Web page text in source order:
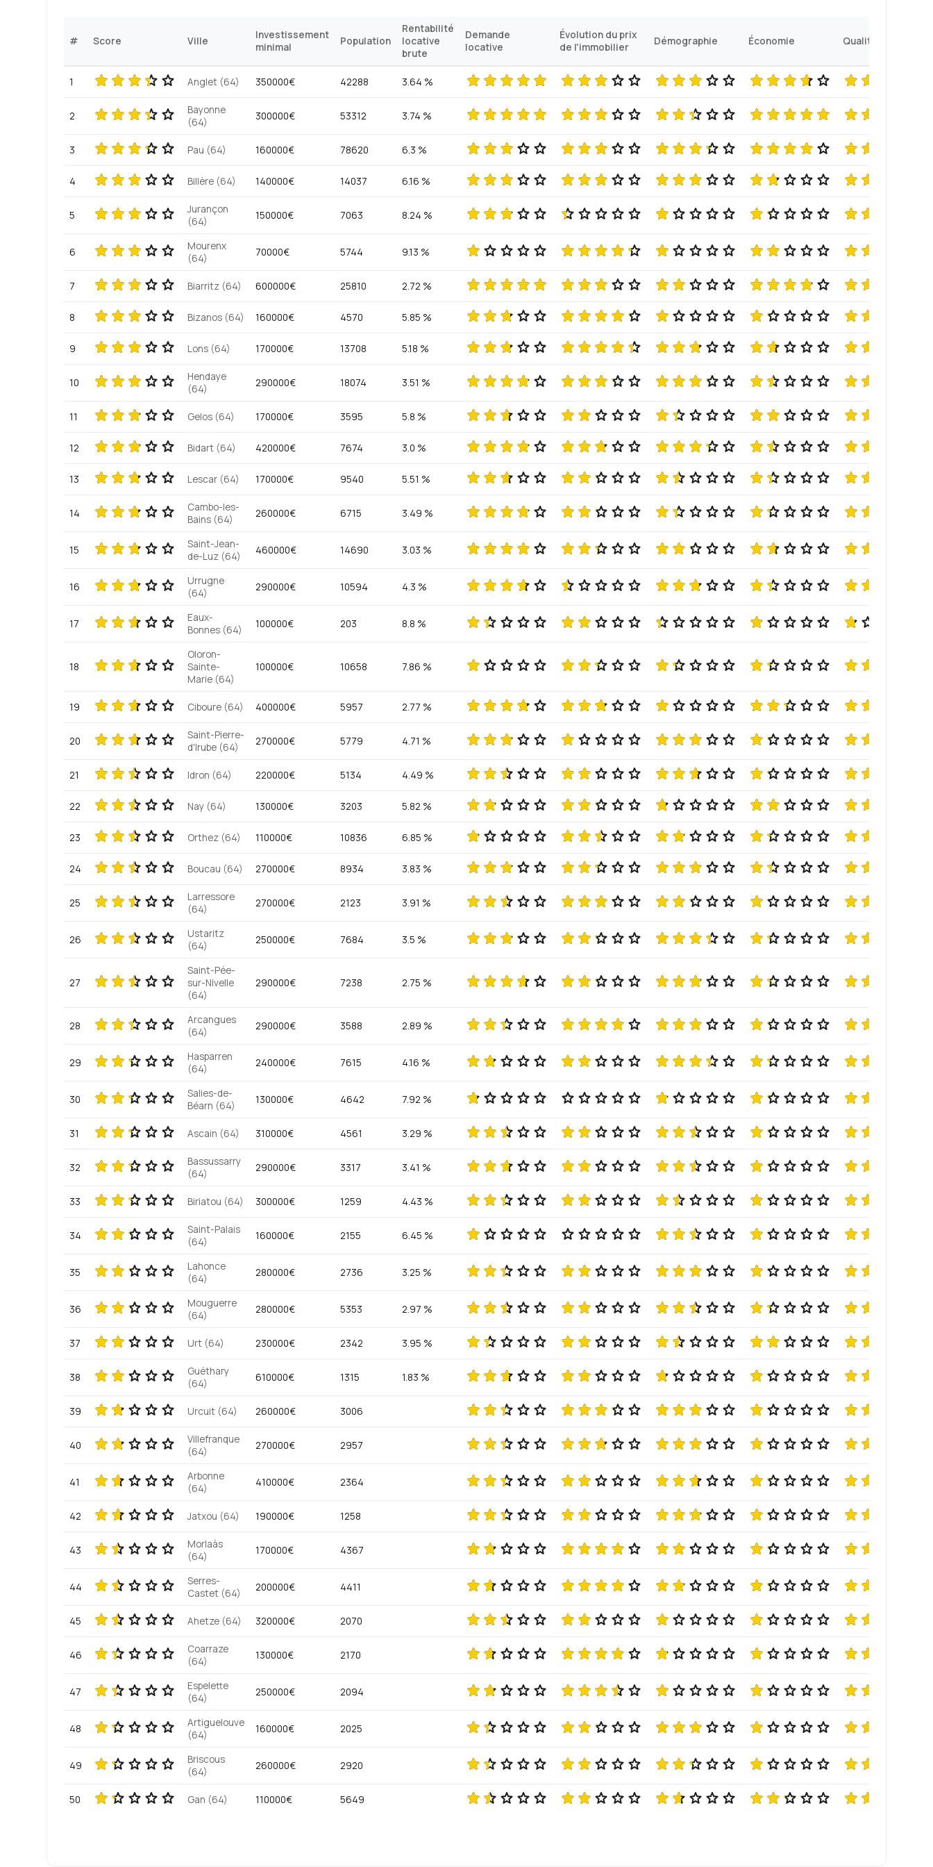
# Score Ville
Investissement
minimal
Population
Rentabilité
locative
brute
Demande
locative
Évolution du prix
de l'immobilier
Démographie Économie Qualité de vie
1 Anglet (64) 350000€ 42288 3.64 %
2
Bayonne
(64)
300000€ 53312 3.74 %
3 Pau (64) 160000€ 78620 6.3 %
4 Billère (64) 140000€ 14037 6.16 %
5
Jurançon
(64)
150000€ 7063 8.24 %
6
Mourenx
(64)
70000€ 5744 9.13 %
7 Biarritz (64) 600000€ 25810 2.72 %
8 Bizanos (64) 160000€ 4570 5.85 %
9 Lons (64) 170000€ 13708 5.18 %
10
Hendaye
(64)
290000€ 18074 3.51 %
11 Gelos (64) 170000€ 3595 5.8 %
12 Bidart (64) 420000€ 7674 3.0 %
13 Lescar (64) 170000€ 9540 5.51 %
14
Cambo-les-
Bains (64)
260000€ 6715 3.49 %
15
Saint-Jean-
de-Luz (64)
460000€ 14690 3.03 %
16
Urrugne
(64)
290000€ 10594 4.3 %
17
Eaux-
Bonnes (64)
100000€ 203 8.8 %
18
Oloron-
Sainte-
Marie (64)
100000€ 10658 7.86 %
19 Ciboure (64) 400000€ 5957 2.77 %
20
Saint-Pierre-
d'Irube (64)
270000€ 5779 4.71 %
21 Idron (64) 220000€ 5134 4.49 %
22 Nay (64) 130000€ 3203 5.82 %
23 Orthez (64) 110000€ 10836 6.85 %
24 Boucau (64) 270000€ 8934 3.83 %
25
Larressore
(64)
270000€ 2123 3.91 %
26
Ustaritz
(64)
250000€ 7684 3.5 %
27
Saint-Pée-
sur-Nivelle
(64)
290000€ 7238 2.75 %
28
Arcangues
(64)
290000€ 3588 2.89 %
29
Hasparren
(64)
240000€ 7615 4.16 %
30
Salies-de-
Béarn (64)
130000€ 4642 7.92 %
31 Ascain (64) 310000€ 4561 3.29 %
32
Bassussarry
(64)
290000€ 3317 3.41 %
33 Biriatou (64) 300000€ 1259 4.43 %
34
Saint-Palais
(64)
160000€ 2155 6.45 %
35
Lahonce
(64)
280000€ 2736 3.25 %
36
Mouguerre
(64)
280000€ 5353 2.97 %
37 Urt (64) 230000€ 2342 3.95 %
38
Guéthary
(64)
610000€ 1315 1.83 %
39 Urcuit (64) 260000€ 3006
40
Villefranque
(64)
270000€ 2957
41
Arbonne
(64)
410000€ 2364
42 Jatxou (64) 190000€ 1258
43
Morlaàs
(64)
170000€ 4367
44
Serres-
Castet (64)
200000€ 4411
45 Ahetze (64) 320000€ 2070
46
Coarraze
(64)
130000€ 2170
47
Espelette
(64)
250000€ 2094
48
Artiguelouve
(64)
160000€ 2025
49
Briscous
(64)
260000€ 2920
50 Gan (64) 110000€ 5649